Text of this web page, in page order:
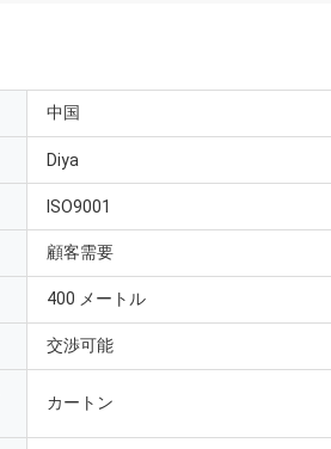
中国
Diya
ISO9001
顧客需要
400 メートル
交渉可能
カートン